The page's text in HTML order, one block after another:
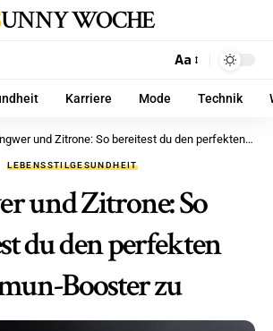
SUNNY WOCHE
Aa
Karriere Mode Technik
und Zitrone: So bereitest du den perfekten Immun-Booster zu
LEBENSSTILGESUNDHEIT
und Zitrone: So
du den perfekten
Booster zu